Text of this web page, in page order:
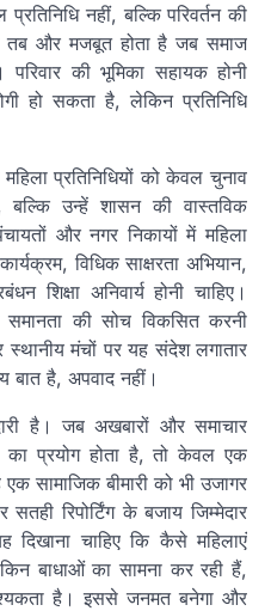
नहीं, बल्कि परिवर्तन की
तब और मजबूत होता है जब समाज
की भूमिका सहायक होनी
हो सकता है, लेकिन प्रतिनिधि
प्रतिनिधियों को केवल चुनाव
उन्हें शासन की वास्तविक
और नगर निकायों में महिला
विधिक साक्षरता अभियान,
शिक्षा अनिवार्य होनी चाहिए।
की सोच विकसित करनी
मंचों पर यह संदेश लगातार
बात है, अपवाद नहीं।
है। जब अखबारों और समाचार
प्रयोग होता है, तो केवल एक
सामाजिक बीमारी को भी उजागर
रिपोर्टिंग के बजाय जिम्मेदार
दिखाना चाहिए कि कैसे महिलाएं
बाधाओं का सामना कर रही हैं,
है। इससे जनमत बनेगा और